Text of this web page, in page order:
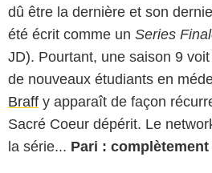
dû être la dernière et son
été écrit comme un Series
JD). Pourtant, une saison 9
de nouveaux étudiants en
Braff y apparaît de façon
Sacré Coeur dépérit. Le
la série... Pari : complètement